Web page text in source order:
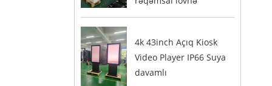
4k 43inch Açıq Kiosk
Video Player IP66 Suya
davamlı